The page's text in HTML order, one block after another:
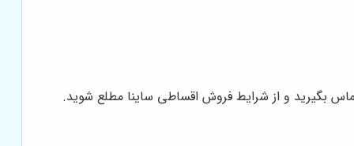
بگیرید و از شرایط فروش اقساطی ساینا مطلع شوید.